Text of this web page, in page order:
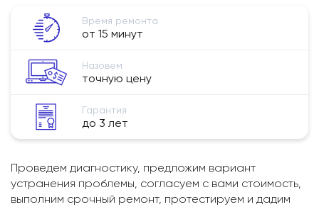
Время ремонта
от 15 минут
Назовем
точную цену
Гарантия
до 3 лет
Проведем диагностику, предложим вариант
устранения проблемы, согласуем с вами стоимость,
выполним срочный ремонт, протестируем и дадим